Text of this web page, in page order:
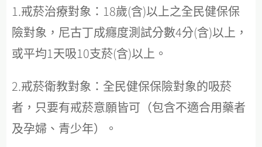
1.戒菸治療對象：18歲(含)以上之全民健保保
險對象，尼古丁成癮度測試分數4分(含)以上，
或平均1天吸10支菸(含)以上。
2.戒菸衛教對象：全民健保保險對象的吸菸
者，只要有戒菸意願皆可（包含不適合用藥者
及孕婦、青少年）。